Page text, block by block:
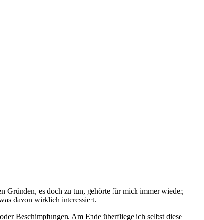
Gründen, es doch zu tun, gehörte für mich immer wieder,
davon wirklich interessiert.
Beschimpfungen. Am Ende überfliege ich selbst diese